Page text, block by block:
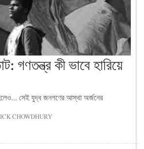
গণতন্ত্র কী ভাবে হারিয়ে
সেই যুদ্ধ জনগণের আস্থা অর্জনের
CHOWDHURY